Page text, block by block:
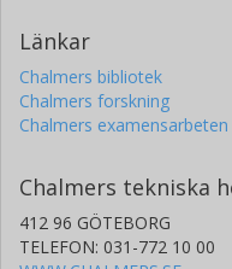
Länkar
Chalmers bibliotek
Chalmers forskning
Chalmers examensarbeten
Chalmers tekniska
412 96 GÖTEBORG
TELEFON: 031-772 10 00